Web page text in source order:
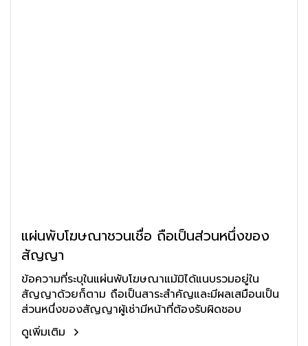
แผ่นพับโฆษณาชวนเชื่อ ถือเป็นส่วนหนึ่งของ
สัญญา
ข้อความที่ระบุในแผ่นพับโฆษณาแม้มิได้แนบรวมอยู่ใน
สัญญาด้วยก็ตาม ถือเป็นสาระสำคัญและมีผลเสมือนเป็น
ส่วนหนึ่งของสัญญาผู้เช่ามีหน้าที่ต้องรับผิดชอบ
ดูเพิ่มเติม